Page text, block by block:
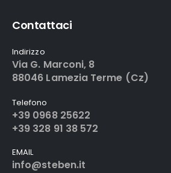
Contattaci
Indirizzo
Via G. Marconi, 8
88046 Lamezia Terme (Cz)
Telefono
+39 0968 25622
+39 328 91 38 572
EMAIL
info@steben.it